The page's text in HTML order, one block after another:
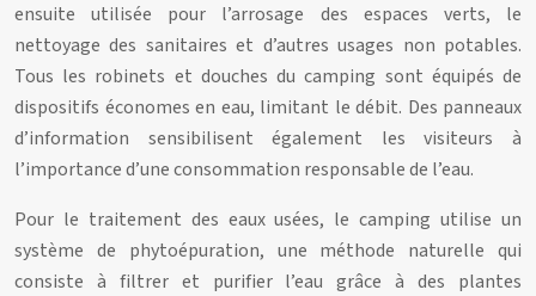
ensuite utilisée pour l’arrosage des espaces verts, le
nettoyage des sanitaires et d’autres usages non potables.
Tous les robinets et douches du camping sont équipés de
dispositifs économes en eau, limitant le débit. Des panneaux
d’information sensibilisent également les visiteurs à
l’importance d’une consommation responsable de l’eau.
Pour le traitement des eaux usées, le camping utilise un
système de phytoépuration, une méthode naturelle qui
consiste à filtrer et purifier l’eau grâce à des plantes